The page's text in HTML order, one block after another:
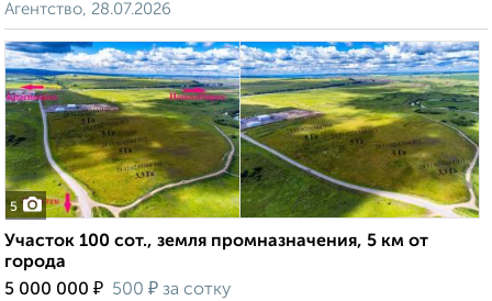
Агентство, 28.07.2026
5
Участок 100 сот., земля промназначения, 5 км от
города
5 000 000 ₽ 500 ₽ за сотку